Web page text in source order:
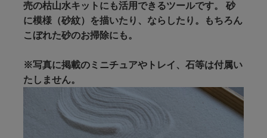
売の枯山水キットにも活用できるツールです。 砂
に模様（砂紋）を描いたり、ならしたり。もちろん
こぼれた砂のお掃除にも。
※写真に掲載のミニチュアやトレイ、石等は付属い
たしません。